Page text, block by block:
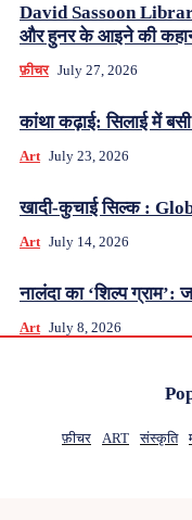
David Sassoon
और हुनर के आइने की
फ़ीचर July 27, 2026
कांथा कढ़ाई: सिलाई में बसी
Art July 23, 2026
खादी-कुचाई सिल्क :
Art July 14, 2026
नालंदा का ‘शिल्प ग्राम’:
Art July 8, 2026
फ़ीचर ART संस्कृति